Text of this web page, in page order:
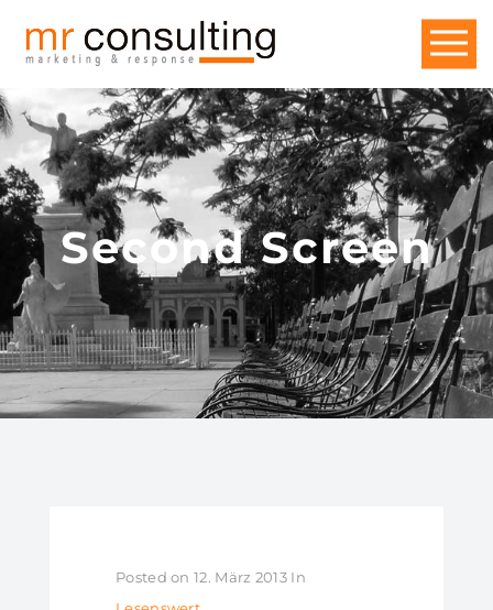
Second Screen
Posted on 12. März 2013 In